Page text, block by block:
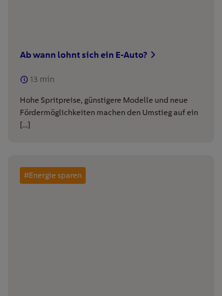
Ab wann lohnt sich ein E-Auto?
13 min
Hohe Spritpreise, günstigere Modelle und neue
Fördermöglichkeiten machen den Umstieg auf ein
[…]
#Energie sparen